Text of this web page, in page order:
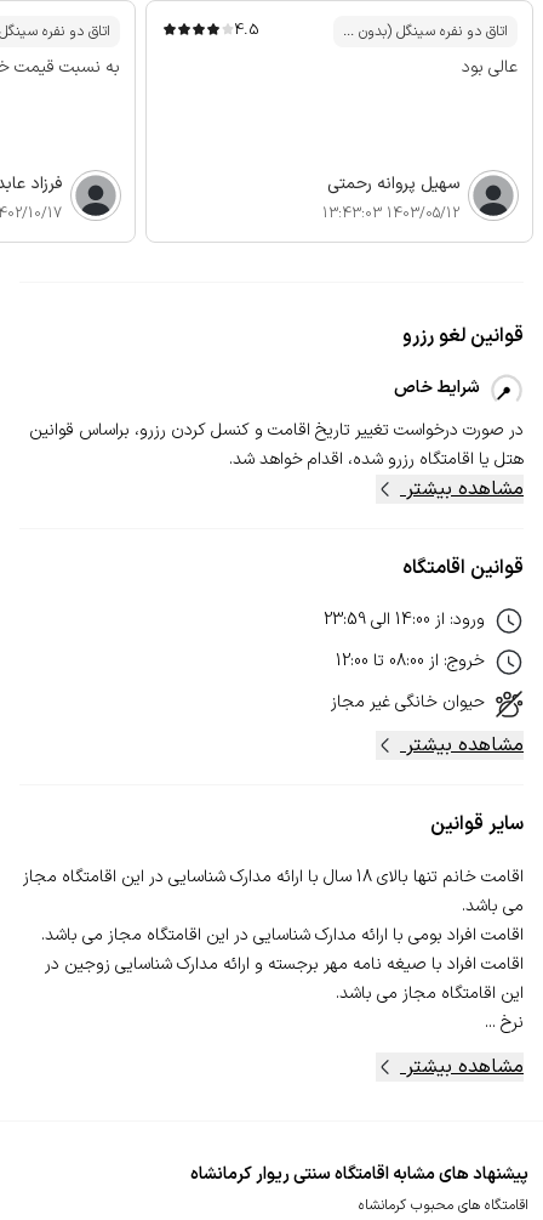
اتاق دو نفره سینگل (بدون ... 4.5
عالی بود
سهیل پروانه رحمتی
1403/05/12 13:43:03
اتاق دو نفره
به نسبت قیمت
فرزاد
10/17 10:48:13
قوانین لغو رزرو
شرایط خاص
در صورت درخواست تغییر تاریخ اقامت و کنسل‌ کردن رزرو، بر‌اساس قوانین
هتل یا اقامتگاه رزرو شده، اقدام خواهد شد.
مشاهده بیشتر
قوانین اقامتگاه
ورود: از 14:00 الی23:59
خروج: از 08:00 تا 12:00
حیوان خانگیغیر مجاز
مشاهده بیشتر
سایر قوانین
اقامت خانم تنها بالای 18 سال با ارائه مدارک شناسایی در این اقامتگاه مجاز
اقامت افراد با صیغه نامه مهر برجسته و ارائه مدارک شناسایی زوجین در
نرخ ...
مشاهده بیشتر
پیشنهاد های مشابه اقامتگاه سنتی ریوار کرمانشاه
اقامتگاه های محبوب کرمانشاه